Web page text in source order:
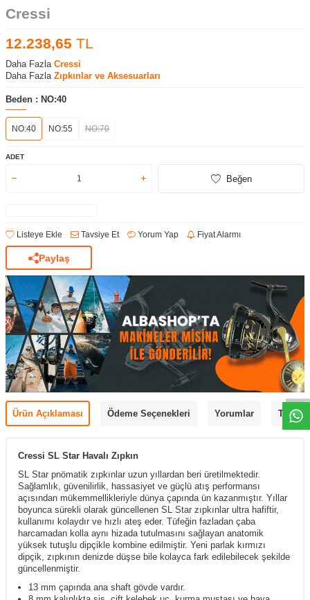
Cressi
12.238,65 TL
Daha Fazla Cressi
Daha Fazla Zıpkınlar ve Aksesuarları
Beden : NO:40
NO:40 NO:55 NO:70
ADET
Beğen
Listeye Ekle Tavsiye Et Yorum Yap Fiyat Alarmı
Paylaş
Ürün Açıklaması Ödeme Seçenekleri Yorumlar
Cressi SL Star Havalı Zıpkın
SL Star pnömatik zıpkınlar uzun yıllardan beri üretilmektedir.
Sağlamlık, güvenilirlik, hassasiyet ve güçlü atış performansı
açısından mükemmellikleriyle dünya çapında ün kazanmıştır. Yıllar
boyunca sürekli olarak güncellenen SL Star zıpkınlar ultra hafiftir,
kullanımı kolaydır ve hızlı ateş eder. Tüfeğin fazladan çaba
harcamadan kolla aynı hizada tutulmasını sağlayan anatomik
yüksek tutuşlu dipçikle kombine edilmiştir. Yeni parlak kırmızı
dipçik, zıpkının denizde düşse bile kolayca fark edilebilecek şekilde
güncellenmiştir.
13 mm çapında ana shaft gövde vardır.